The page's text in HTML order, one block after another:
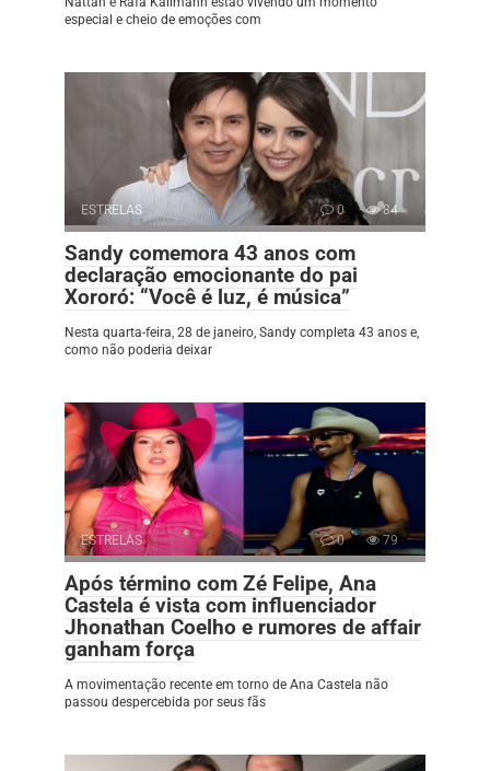
especial e cheio de emoções com
ESTRELAS 0 84
Sandy comemora 43 anos com
declaração emocionante do pai
Xororó: “Você é luz, é música”
Nesta quarta-feira, 28 de janeiro, Sandy completa 43 anos e,
como não poderia deixar
ESTRELAS 0 79
Após término com Zé Felipe, Ana
Castela é vista com influenciador
Jhonathan Coelho e rumores de affair
ganham força
A movimentação recente em torno de Ana Castela não
passou despercebida por seus fãs